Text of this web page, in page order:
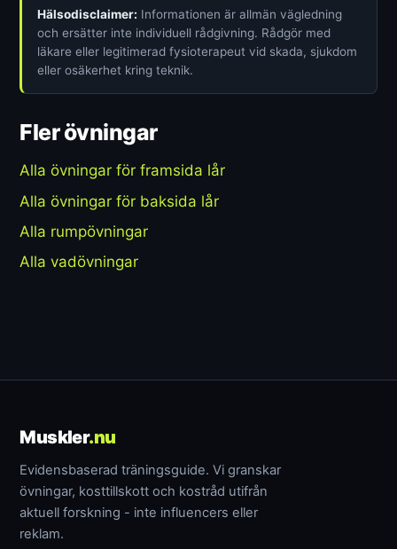
Hälsodisclaimer: Informationen är allmän vägledning
och ersätter inte individuell rådgivning. Rådgör med
läkare eller legitimerad fysioterapeut vid skada, sjukdom
eller osäkerhet kring teknik.
Fler övningar
Alla övningar för framsida lår
Alla övningar för baksida lår
Alla rumpövningar
Alla vadövningar
Muskler.nu
Evidensbaserad träningsguide. Vi granskar
övningar, kosttillskott och kostråd utifrån
aktuell forskning - inte influencers eller
reklam.